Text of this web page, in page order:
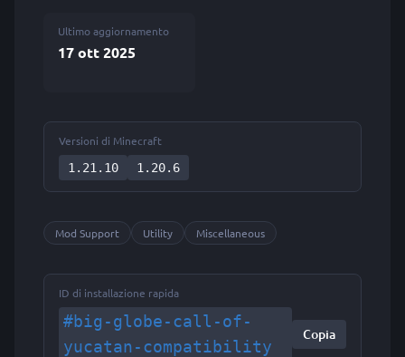
Ultimo aggiornamento
17 ott 2025
Versioni di Minecraft
1.21.10
1.20.6
Mod Support Utility Miscellaneous
ID di installazione rapida
#big-globe-call-of-
yucatan-compatibility
Copia